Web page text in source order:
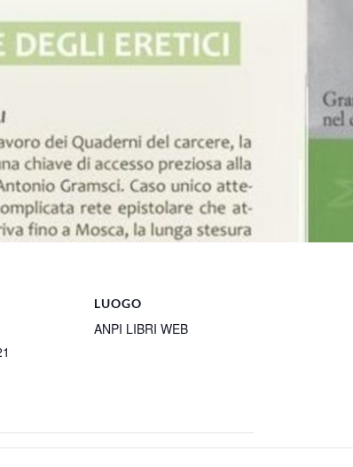
LUOGO
ANPI LIBRI WEB